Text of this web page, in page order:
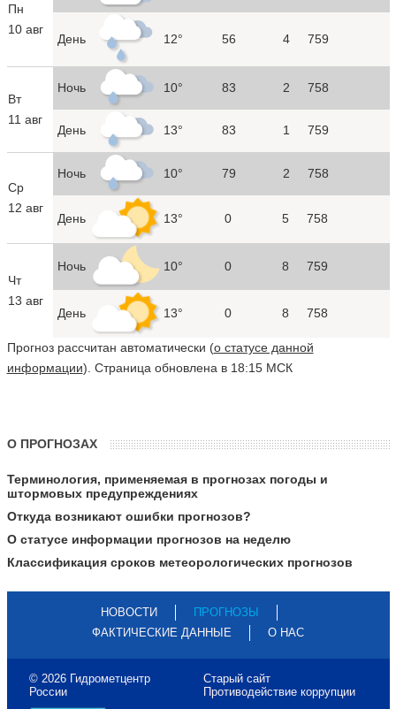
Пн
10 авг
День 12° 56 4 759
Вт
11 авг
Ночь 10° 83 2 758
День 13° 83 1 759
Ср
12 авг
Ночь 10° 79 2 758
День 13° 0 5 758
Чт
13 авг
Ночь 10° 0 8 759
День 13° 0 8 758
Прогноз рассчитан автоматически (о статусе данной
информации). Страница обновлена в 18:15 МСК
О ПРОГНОЗАХ
Терминология, применяемая в прогнозах погоды и
штормовых предупреждениях
Откуда возникают ошибки прогнозов?
О статусе информации прогнозов на неделю
Классификация сроков метеорологических прогнозов
НОВОСТИ
ПРОГНОЗЫ
ФАКТИЧЕСКИЕ ДАННЫЕ
О НАС
© 2026 Гидрометцентр
России
Старый сайт
Противодействие коррупции